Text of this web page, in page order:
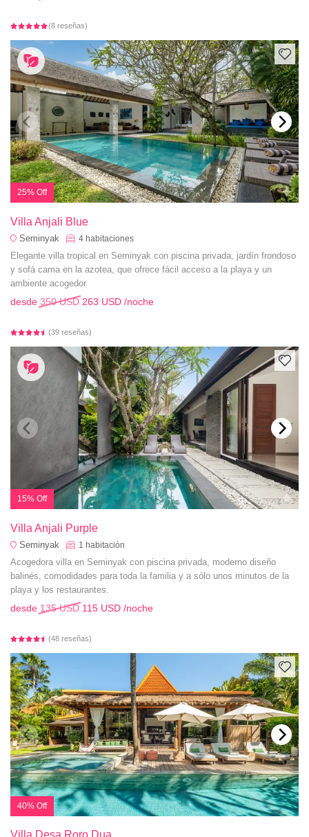
(8 reseñas)
25% Off
Villa Anjali Blue
Seminyak 4 habitaciones
Elegante villa tropical en Seminyak con piscina privada, jardín frondoso
y sofá cama en la azotea, que ofrece fácil acceso a la playa y un
ambiente acogedor.
desde 350 USD 263 USD /noche
(39 reseñas)
15% Off
Villa Anjali Purple
Seminyak 1 habitación
Acogedora villa en Seminyak con piscina privada, moderno diseño
balinés, comodidades para toda la familia y a sólo unos minutos de la
playa y los restaurantes.
desde 135 USD 115 USD /noche
(48 reseñas)
40% Off
Villa Desa Roro Dua